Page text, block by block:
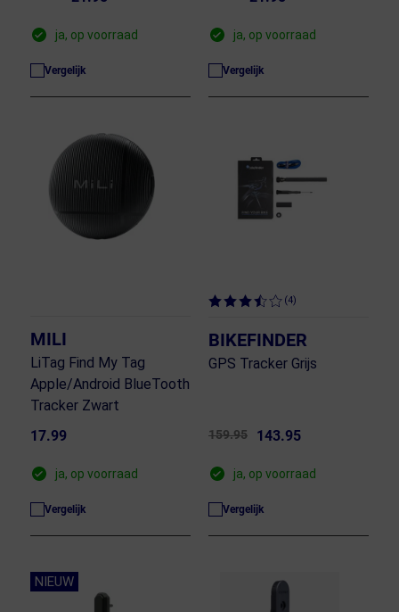
ja, op voorraad
Vergelijk
ja, op voorraad
Vergelijk
MILI
LiTag Find My Tag
Apple/Android BlueTooth
Tracker Zwart
17.99
ja, op voorraad
Vergelijk
(4)
BIKEFINDER
GPS Tracker Grijs
159.95 143.95
ja, op voorraad
Vergelijk
NIEUW